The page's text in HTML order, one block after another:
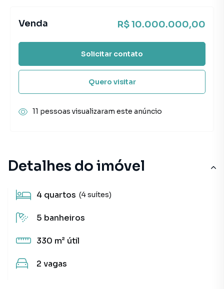
Detalhes do imóvel
4 quartos (4 suítes)
5 banheiros
330 m² útil
2 vagas
Venda R$ 10.000.000,00
Solicitar contato
Quero visitar
11 pessoas visualizaram este anúncio